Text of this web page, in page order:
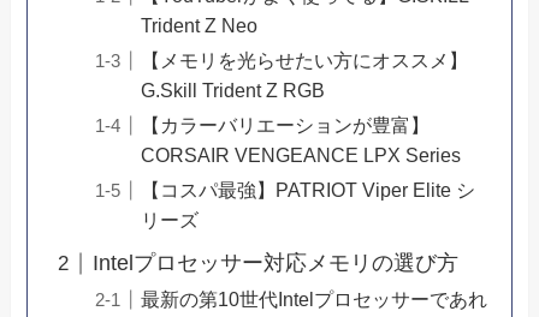
Trident Z Neo
【メモリを光らせたい方にオススメ】
G.Skill Trident Z RGB
【カラーバリエーションが豊富】
CORSAIR VENGEANCE LPX Series
【コスパ最強】PATRIOT Viper Elite シ
リーズ
Intelプロセッサー対応メモリの選び方
最新の第10世代Intelプロセッサーであれ